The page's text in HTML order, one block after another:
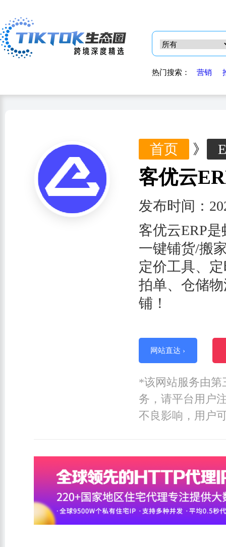
热门搜索： 营销
首页 》
客优云
发布时间：
客优云ERP
一键铺货/搬
定价工具、
拍单、仓储
铺！
网站直达 ›
*该网站服务由第
务，请平台用户
不良影响，用户